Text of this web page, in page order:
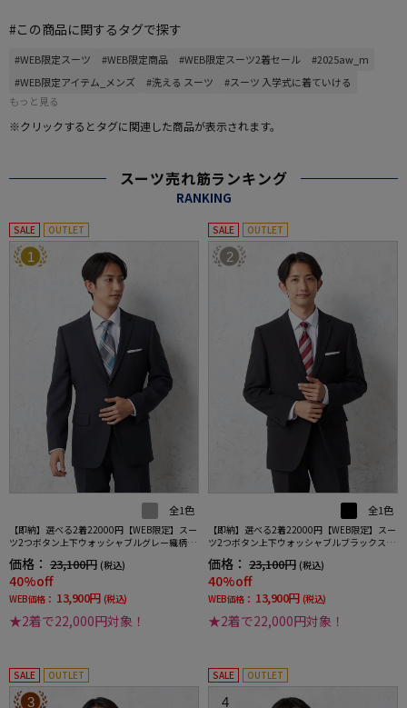
#この商品に関するタグで探す
#WEB限定スーツ #WEB限定商品 #WEB限定スーツ2着セール
#2025aw_m
#WEB限定アイテム_メンズ
#洗える スーツ
#スーツ 入学式に着ていける
もっと見る
※クリックするとタグに関連した商品が表示されます。
スーツ売れ筋ランキング
RANKING
SALE OUTLET
1
全1色
【即納】選べる2着22000円【WEB限定】スー
ツ2つボタン上下ウォッシャブルグレー織柄無
価格： 23,100円 (税込)
40%off
WEB価格： 13,900円 (税込)
★2着で22,000円対象！
SALE OUTLET
2
全1色
【即納】選べる2着22000円【WEB限定】スー
ツ2つボタン上下ウォッシャブルブラックスト
価格： 23,100円 (税込)
40%off
WEB価格： 13,900円 (税込)
★2着で22,000円対象！
SALE OUTLET
3
SALE OUTLET
4